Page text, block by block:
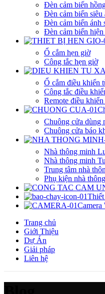
Đèn cảm biến
Đèn cảm biến siêu
Đèn cảm biến ánh
Đèn cảm biến hiện
Ổ cắm hẹn giờ
Công tắc hẹn giờ
Ổ cắm điều khiển
Công tắc điều
Remote điều
Chuông cửa dùng
Chuông cửa báo
Nhà thông minh
Nhà thông minh
Trung tâm nhà
Phụ kiện nhà
Trang chủ
Giới Thiệu
Dự Án
Giải pháp
Liên hệ